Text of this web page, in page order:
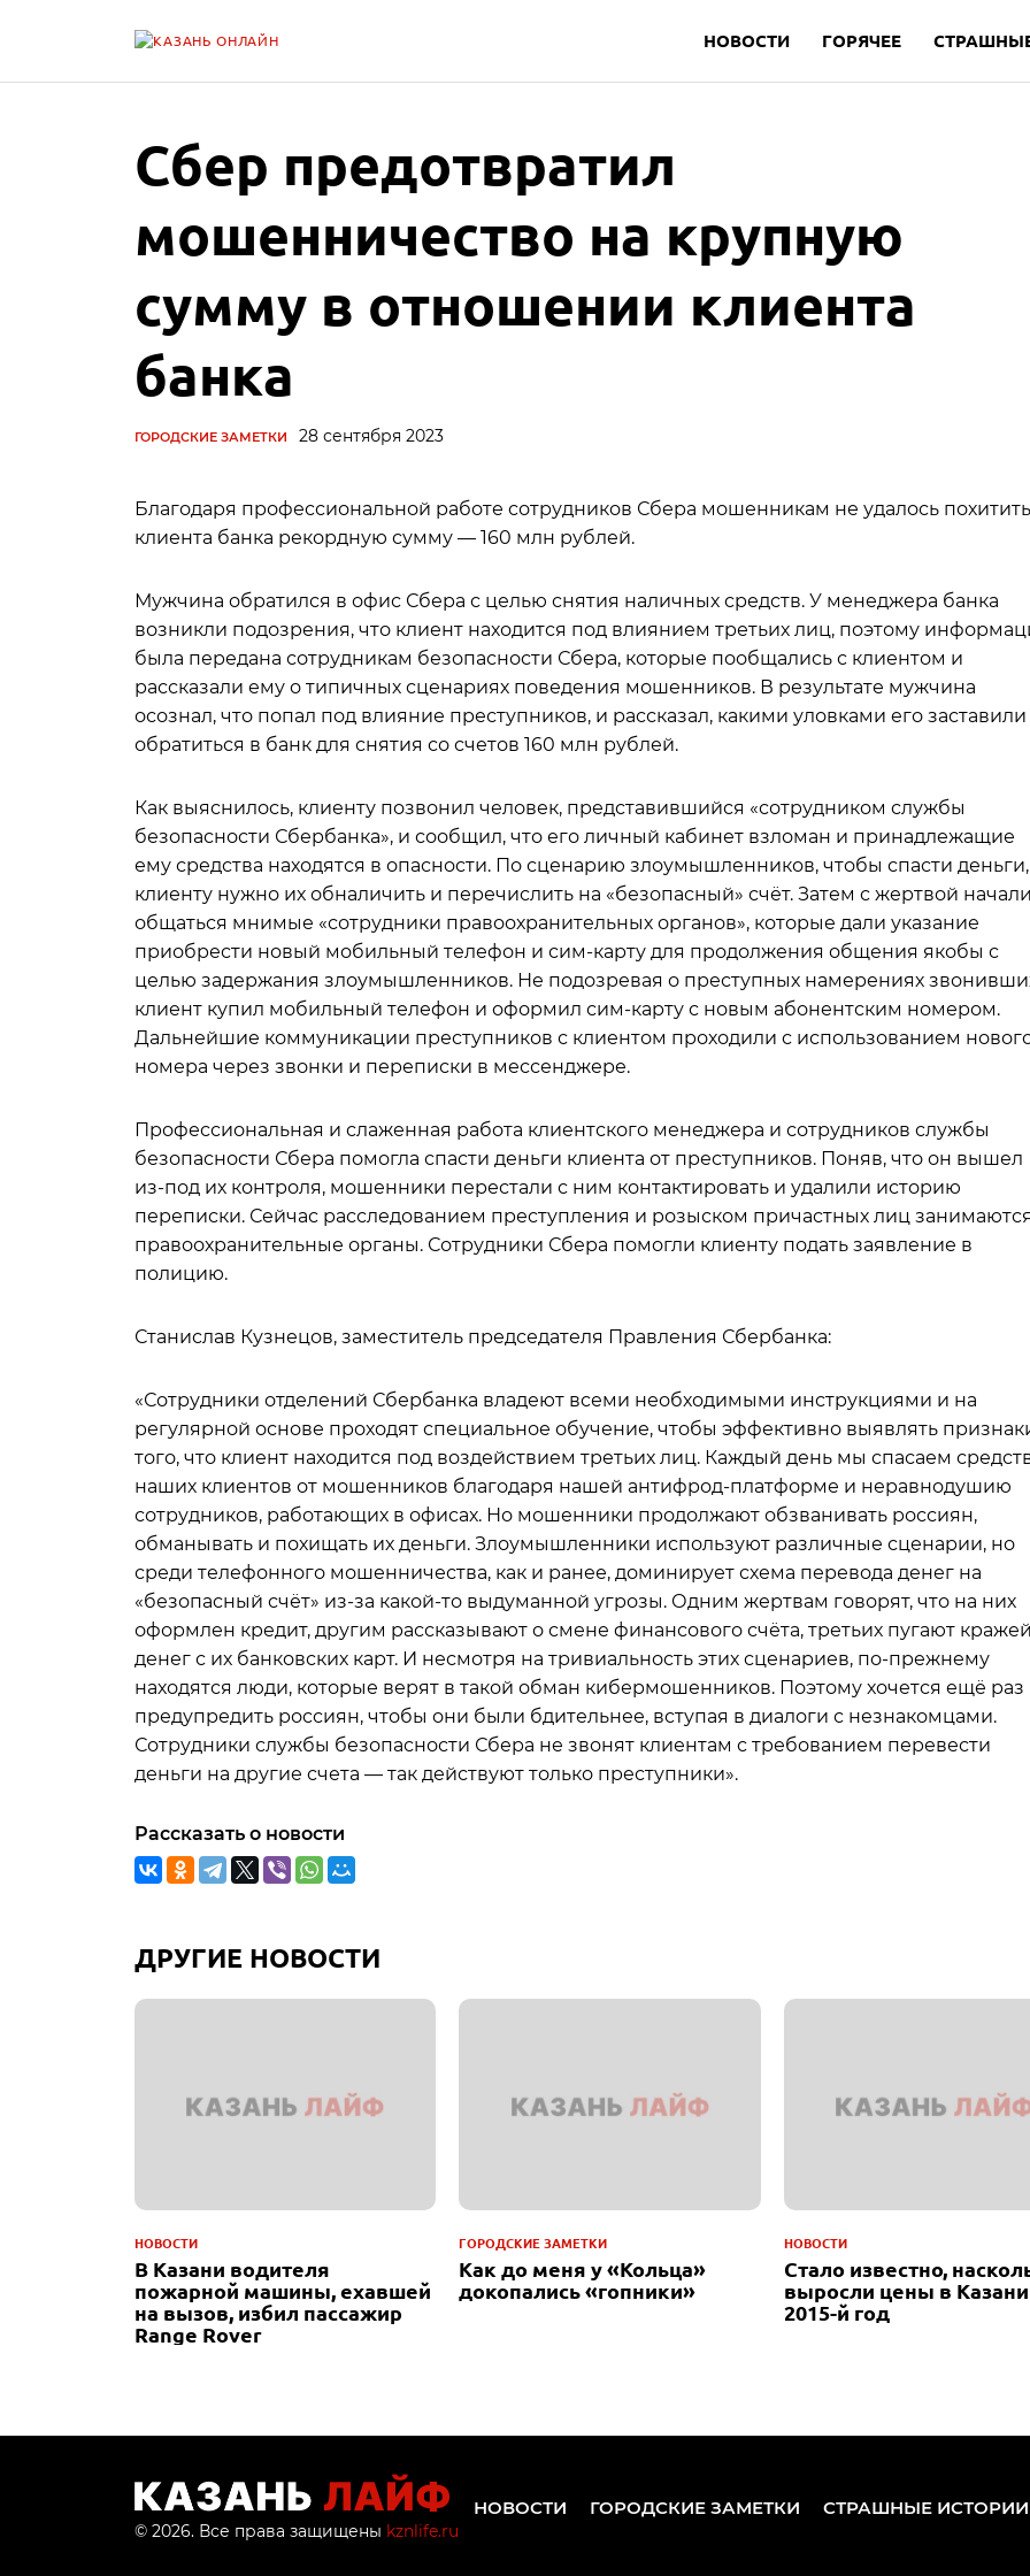
НОВОСТИ ГОРЯЧЕЕ
Сбер предотвратил
мошенничество на крупную
сумму в отношении клиента
банка
ГОРОДСКИЕ ЗАМЕТКИ 28 сентября 2023
Благодаря профессиональной работе сотрудников Сбера мошенникам не удалось
клиента банка рекордную сумму — 160 млн рублей.
Мужчина обратился в офис Сбера с целью снятия наличных средств. У менеджера банка
возникли подозрения, что клиент находится под влиянием третьих лиц, поэтому
была передана сотрудникам безопасности Сбера, которые пообщались с клиентом и
рассказали ему о типичных сценариях поведения мошенников. В результате мужчина
осознал, что попал под влияние преступников, и рассказал, какими уловками его заставили
обратиться в банк для снятия со счетов 160 млн рублей.
Как выяснилось, клиенту позвонил человек, представившийся «сотрудником службы
безопасности Сбербанка», и сообщил, что его личный кабинет взломан и принадлежащие
ему средства находятся в опасности. По сценарию злоумышленников, чтобы спасти деньги,
клиенту нужно их обналичить и перечислить на «безопасный» счёт. Затем с жертвой
общаться мнимые «сотрудники правоохранительных органов», которые дали указание
приобрести новый мобильный телефон и сим-карту для продолжения общения якобы с
целью задержания злоумышленников. Не подозревая о преступных намерениях
клиент купил мобильный телефон и оформил сим-карту с новым абонентским номером.
Дальнейшие коммуникации преступников с клиентом проходили с использованием
номера через звонки и переписки в мессенджере.
Профессиональная и слаженная работа клиентского менеджера и сотрудников службы
безопасности Сбера помогла спасти деньги клиента от преступников. Поняв, что он вышел
из-под их контроля, мошенники перестали с ним контактировать и удалили историю
переписки. Сейчас расследованием преступления и розыском причастных лиц
правоохранительные органы. Сотрудники Сбера помогли клиенту подать заявление в
полицию.
Станислав Кузнецов, заместитель председателя Правления Сбербанка:
«Сотрудники отделений Сбербанка владеют всеми необходимыми инструкциями и на
регулярной основе проходят специальное обучение, чтобы эффективно выявлять
того, что клиент находится под воздействием третьих лиц. Каждый день мы спасаем
наших клиентов от мошенников благодаря нашей антифрод-платформе и неравнодушию
сотрудников, работающих в офисах. Но мошенники продолжают обзванивать россиян,
обманывать и похищать их деньги. Злоумышленники используют различные сценарии, но
среди телефонного мошенничества, как и ранее, доминирует схема перевода денег на
«безопасный счёт» из-за какой-то выдуманной угрозы. Одним жертвам говорят, что на них
оформлен кредит, другим рассказывают о смене финансового счёта, третьих пугают
денег с их банковских карт. И несмотря на тривиальность этих сценариев, по-прежнему
находятся люди, которые верят в такой обман кибермошенников. Поэтому хочется ещё раз
предупредить россиян, чтобы они были бдительнее, вступая в диалоги с незнакомцами.
Сотрудники службы безопасности Сбера не звонят клиентам с требованием перевести
деньги на другие счета — так действуют только преступники».
Рассказать о новости
ДРУГИЕ НОВОСТИ
НОВОСТИ
В Казани водителя
пожарной машины, ехавшей
на вызов, избил пассажир
Range Rover
ГОРОДСКИЕ ЗАМЕТКИ
Как до меня у «Кольца»
докопались «гопники»
НОВОСТИ
Стало известно,
выросли цены в Казани
2015-й год
© 2026. Все права защищены kznlife.ru
НОВОСТИ ГОРОДСКИЕ ЗАМЕТКИ СТРАШНЫЕ